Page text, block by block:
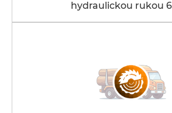
hydraulickou rukou